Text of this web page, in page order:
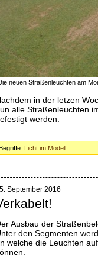
neuen Straßenleuchten am
in der letzen
alle Straßenleuchten
werden.
Begriffe: Licht im Modell
September 2016
Ausbau der
den Segmenten
welche die Leuchten